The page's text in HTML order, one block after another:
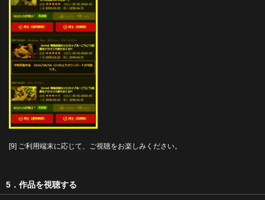
[9] ご利用端末に応じて、ご視聴をお楽しみください。
5．作品を視聴する